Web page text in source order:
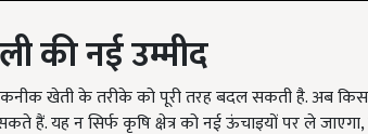
की नई उम्मीद
खेती के तरीके को पूरी तरह बदल सकती है. अब
हैं. यह न सिर्फ कृषि क्षेत्र को नई ऊंचाइयों पर ले
अगर आप भी खेती में नई तकनीकों को अपनाना चाहते हैं,